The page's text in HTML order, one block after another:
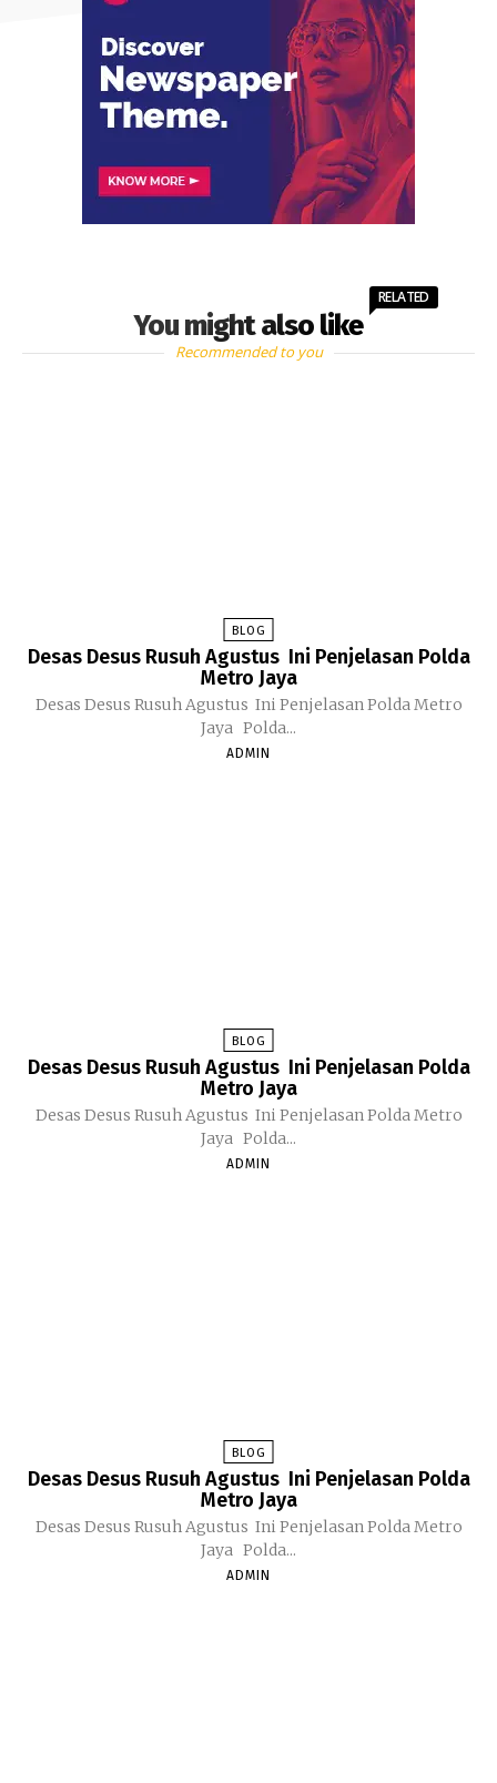
You might also like
RELATED
Recommended to you
BLOG
Desas Desus Rusuh Agustus Ini Penjelasan Polda
Metro Jaya
Desas Desus Rusuh Agustus Ini Penjelasan Polda Metro
Jaya Polda...
ADMIN
BLOG
Desas Desus Rusuh Agustus Ini Penjelasan Polda
Metro Jaya
Desas Desus Rusuh Agustus Ini Penjelasan Polda Metro
Jaya Polda...
ADMIN
BLOG
Desas Desus Rusuh Agustus Ini Penjelasan Polda
Metro Jaya
Desas Desus Rusuh Agustus Ini Penjelasan Polda Metro
Jaya Polda...
ADMIN